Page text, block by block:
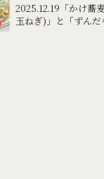
2025.12.19「かけ蕎
玉ねぎ)」と「ずんだ